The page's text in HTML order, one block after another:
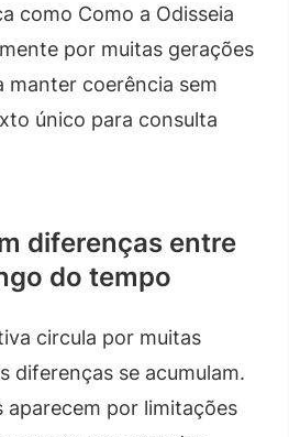
como Como a Odisseia
por muitas gerações
manter coerência sem
único para consulta
diferenças entre
do tempo
circula por muitas
diferenças se acumulam.
aparecem por limitações